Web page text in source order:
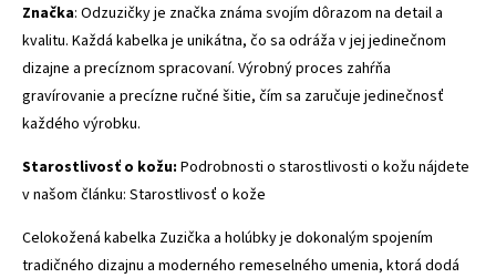
Značka: Odzuzičky je značka známa svojím dôrazom na detail a
kvalitu. Každá kabelka je unikátna, čo sa odráža v jej jedinečnom
dizajne a precíznom spracovaní. Výrobný proces zahŕňa
gravírovanie a precízne ručné šitie, čím sa zaručuje jedinečnosť
každého výrobku.
Starostlivosť o kožu: Podrobnosti o starostlivosti o kožu nájdete
v našom článku: Starostlivosť o kože
Celokožená kabelka Zuzička a holúbky je dokonalým spojením
tradičného dizajnu a moderného remeselného umenia, ktorá dodá